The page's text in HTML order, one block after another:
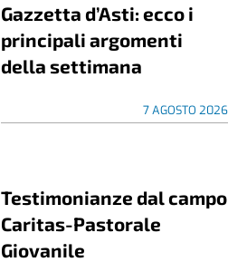
Gazzetta d’Asti: ecco i
principali argomenti
della settimana
7 AGOSTO 2026
Testimonianze dal campo
Caritas-Pastorale
Giovanile